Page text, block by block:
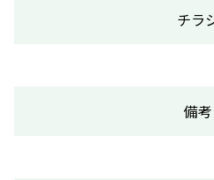
チラ
備考